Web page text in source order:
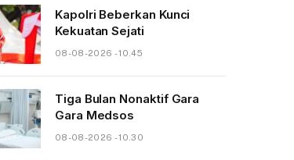
Kapolri Beberkan Kunci
Kekuatan Sejati
08-08-2026 - 10.45
Tiga Bulan Nonaktif Gara
Gara Medsos
08-08-2026 - 10.30